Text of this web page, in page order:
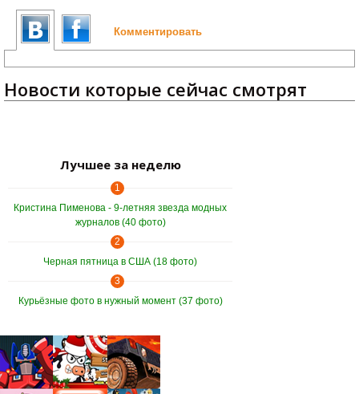
Комментировать
Новости которые сейчас смотрят
Лучшее за неделю
1
Кристина Пименова - 9-летняя звезда модных
журналов (40 фото)
2
Черная пятница в США (18 фото)
3
Курьёзные фото в нужный момент (37 фото)